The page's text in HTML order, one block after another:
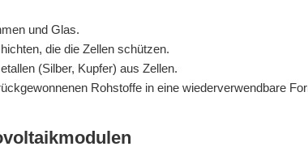
und Glas.
die die Zellen schützen.
(Silber, Kupfer) aus Zellen.
Rohstoffe in eine wiederverwendbare